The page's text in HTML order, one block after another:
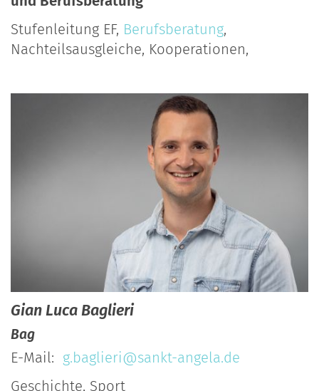
Stufenleitung EF, Berufsberatung,
Nachteilsausgleiche, Kooperationen,
Gian LucaBaglieri
Bag
E-Mail: g.baglieri@sankt-angela.de
Geschichte, Sport